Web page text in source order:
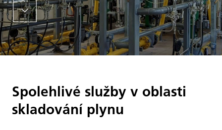
Spolehlivé služby v oblasti
skladování plynu